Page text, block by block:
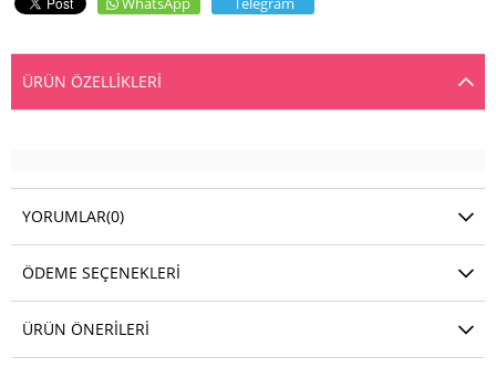
ÜRÜN ÖZELLIKLERI
YORUMLAR(0)
ÖDEME SEÇENEKLERI
ÜRÜN ÖNERILERI